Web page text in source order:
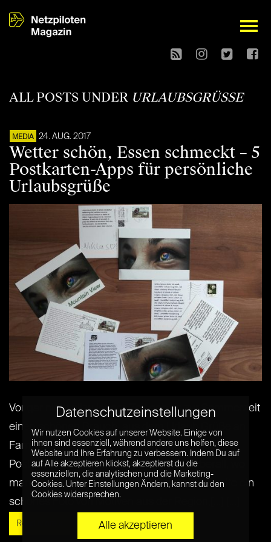
open
ALL POSTS UNDER URLAUBSGRÜSSE
MEDIA 24. AUG. 2017
Wetter schön, Essen schmeckt – 5
Postkarten-Apps für persönliche
Urlaubsgrüße
Vor gar nicht allzu langer Zeit gab es zur Sommerzeit
einen schönen Brauch, aus dem Urlaub Grüße an
Familie und Freunde in der Heimat zu schicken.
Postkarten gab es an jedem Kiosk und überall, wo
man Souvenirs kaufen kann. Auf der Vorderseite ein
schönes Foto von Motiven aus der Region,[...] [...]
Read More »
Datenschutzeinstellungen
Wir nutzen Cookies auf unserer Website. Einige von
ihnen sind essenziell, während andere uns helfen, diese
Website und Ihre Erfahrung zu verbessern. Indem Du auf
auf Alle akzeptieren klickst, akzeptierst du die
essenziellen, die analytischen und die Marketing-
Cookies. Unter Einstellungen Ändern, kannst du den
Cookies widersprechen.
Alle akzeptieren